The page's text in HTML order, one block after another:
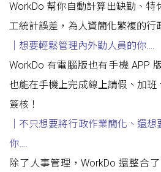
WorkDo 幫你自動計算出缺勤、特
工統計誤差，為人資簡化繁複的行
｜想要輕鬆管理內外勤人員的你….
WorkDo 有電腦版也有手機 APP
也能在手機上完成線上請假、加班
簽核！
｜不只想要將行政作業簡化 、還想
你….
除了人事管理，WorkDo 還整合